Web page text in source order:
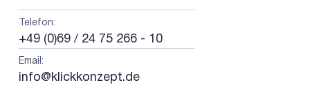
Telefon:
+49 (0)69 / 24 75 266 - 10
Email :
info@klickkonzept.de